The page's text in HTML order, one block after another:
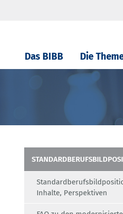
Das BIBB Die
Inhalte, Perspektiven